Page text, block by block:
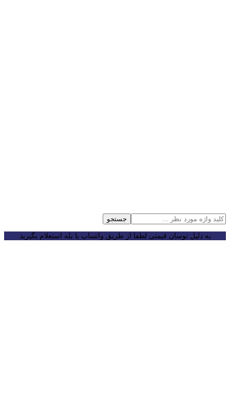
جستجو
به دلیل نوسان قیمتی لطفا از طریق واتساپ یا بله استعلام بگیرید